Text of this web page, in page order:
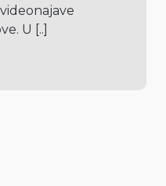
U [..]